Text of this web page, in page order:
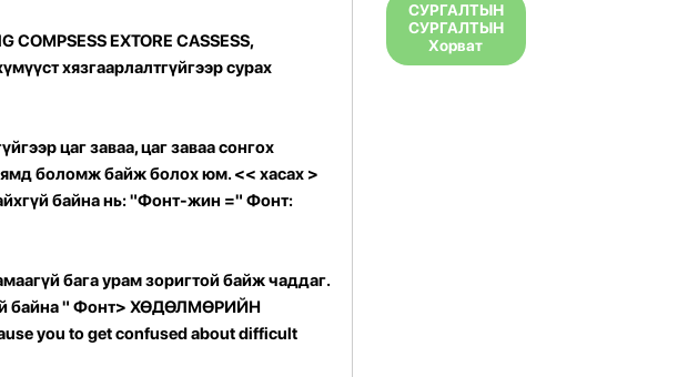
EXTORE CASSESS,
хязгаарлалтгүйгээр сурах
цаг заваа, цаг заваа сонгох
боломж байж болох юм.<< хасах >
байнань: "Фонт-жин =" Фонт:
бага урам зоригтой байж чаддаг.
байна" Фонт> ХӨДӨЛМӨРИЙН
you to get confused about difficult
СУРГАЛТЫН
СУРГАЛТЫН
Хорват